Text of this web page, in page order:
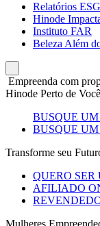
Relatórios ESG
Hinode
Instituto FAR
Beleza Além
Empreenda com
Hinode Perto de Você
BUSQUE
BUSQUE
Transforme seu
QUERO
AFILIADO
Mulheres